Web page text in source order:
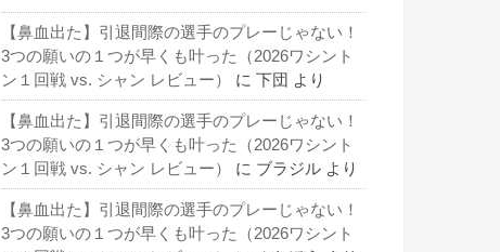
【鼻血出た】引退間際の選手のプレーじゃない！
3つの願いの１つが早くも叶った（2026ワシント
ン１回戦 vs. シャン レビュー）
に 下団 より
【鼻血出た】引退間際の選手のプレーじゃない！
3つの願いの１つが早くも叶った（2026ワシント
ン１回戦 vs. シャン レビュー）
に ブラジル より
【鼻血出た】引退間際の選手のプレーじゃない！
3つの願いの１つが早くも叶った（2026ワシント